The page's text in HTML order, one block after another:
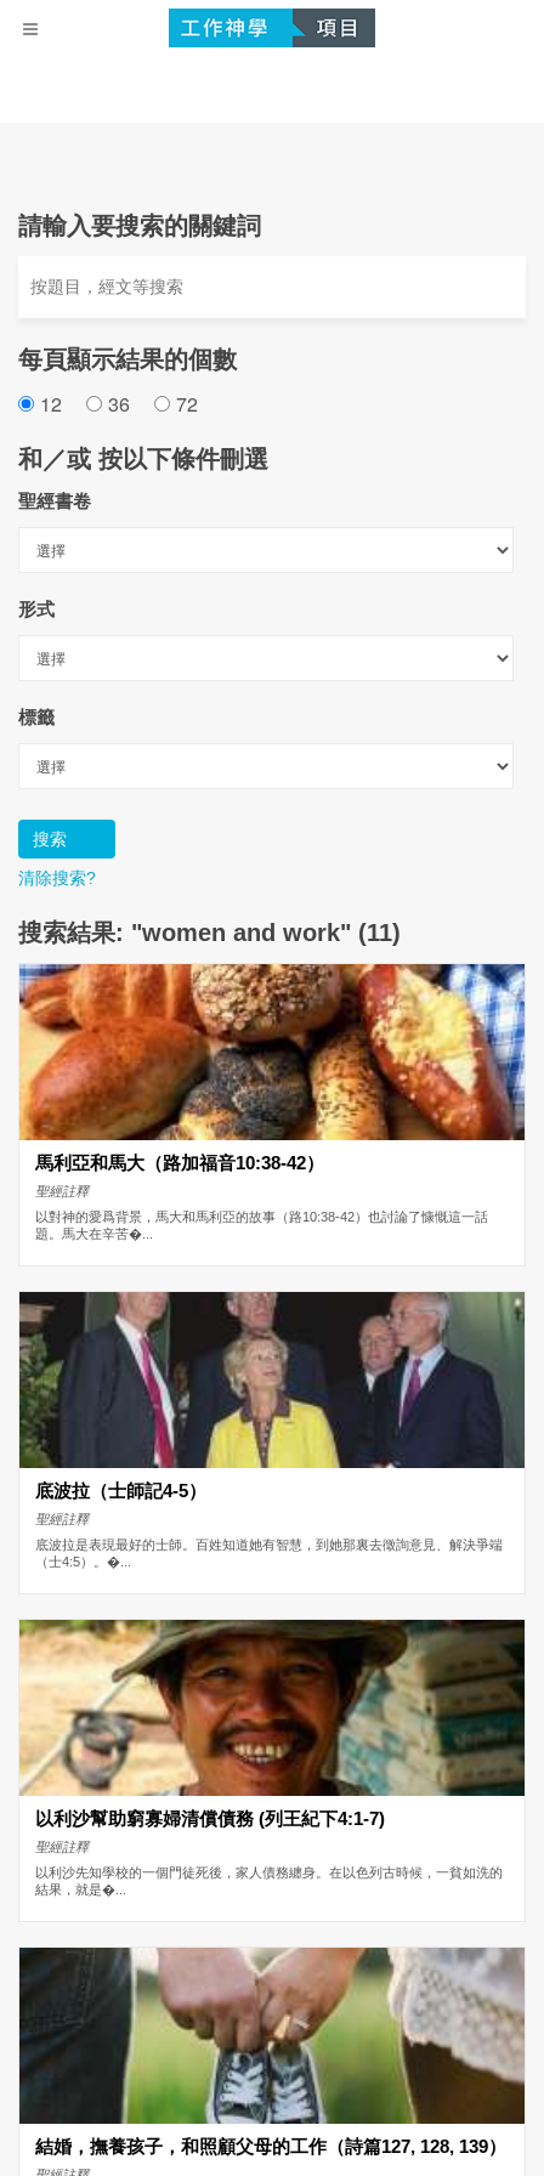
請輸入要搜索的關鍵詞
每頁顯示結果的個數
12 36 72
和／或 按以下條件刪選
聖經書卷
形式
標籤
清除搜索?
搜索結果: "women and work" (11)
馬利亞和馬大（路加福音10:38-42）
聖經註釋
以對神的愛爲背景，馬大和馬利亞的故事（路10:38-42）也討論了慷慨這一話
題。馬大在辛苦�...
底波拉（士師記4-5）
聖經註釋
底波拉是表現最好的士師。百姓知道她有智慧，到她那裏去徵詢意見、解決爭端
（士4:5）。�...
以利沙幫助窮寡婦清償債務 (列王紀下4:1-7)
聖經註釋
以利沙先知學校的一個門徒死後，家人債務纏身。在以色列古時候，一貧如洗的
結果，就是�...
結婚，撫養孩子，和照顧父母的工作（詩篇127, 128, 139）